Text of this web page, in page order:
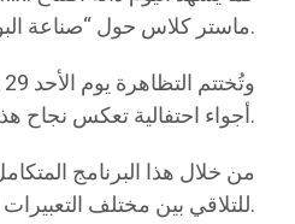
ماستر كلاس حول “صناعة البوستر السينمائي” يؤطّره هشام علي.
أجواء احتفالية تعكس نجاح هذه التظاهرة في الجمع بين الإبداع والتبادل الثقافي.
للتلاقي بين مختلف التعبيرات الفنية العالمية.